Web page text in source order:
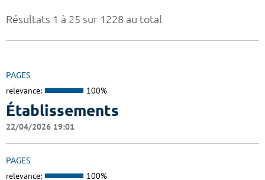
Résultats 1 à 25 sur 1228 au total
PAGES
relevance: 100%
Établissements
22/04/2026 19:01
PAGES
relevance: 100%